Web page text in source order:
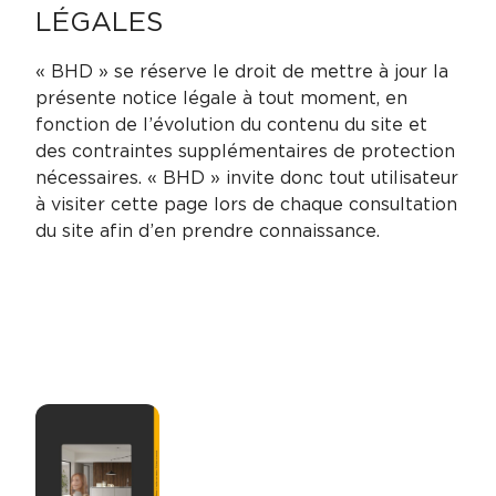
LÉGALES
« BHD » se réserve le droit de mettre à jour la
présente notice légale à tout moment, en
fonction de l’évolution du contenu du site et
des contraintes supplémentaires de protection
nécessaires. « BHD » invite donc tout utilisateur
à visiter cette page lors de chaque consultation
du site afin d’en prendre connaissance.